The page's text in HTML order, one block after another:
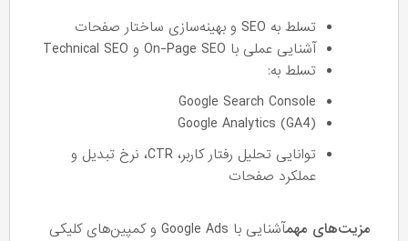
تسلط به SEO و بهینه‌سازی ساختار صفحات
آشنایی عملی با On-Page SEO و Technical SEO
تسلط به:
Google Search Console
Google Analytics (GA4)
توانایی تحلیل رفتار کاربر، CTR، نرخ تبدیل و
عملکرد صفحات
مزیت‌های مهمآشنایی با Google Ads و کمپین‌های کلیکی